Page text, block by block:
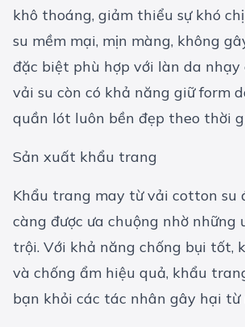
khô thoáng, giảm thiểu sự khó
su mềm mại, mịn màng, không
đặc biệt phù hợp với làn da nhạy
vải su còn có khả năng giữ form
quần lót luôn bền đẹp theo thời
Sản xuất khẩu trang
Khẩu trang may từ vải cotton su
càng được ưa chuộng nhờ những
trội. Với khả năng chống bụi tốt,
và chống ẩm hiệu quả, khẩu
bạn khỏi các tác nhân gây hại từ